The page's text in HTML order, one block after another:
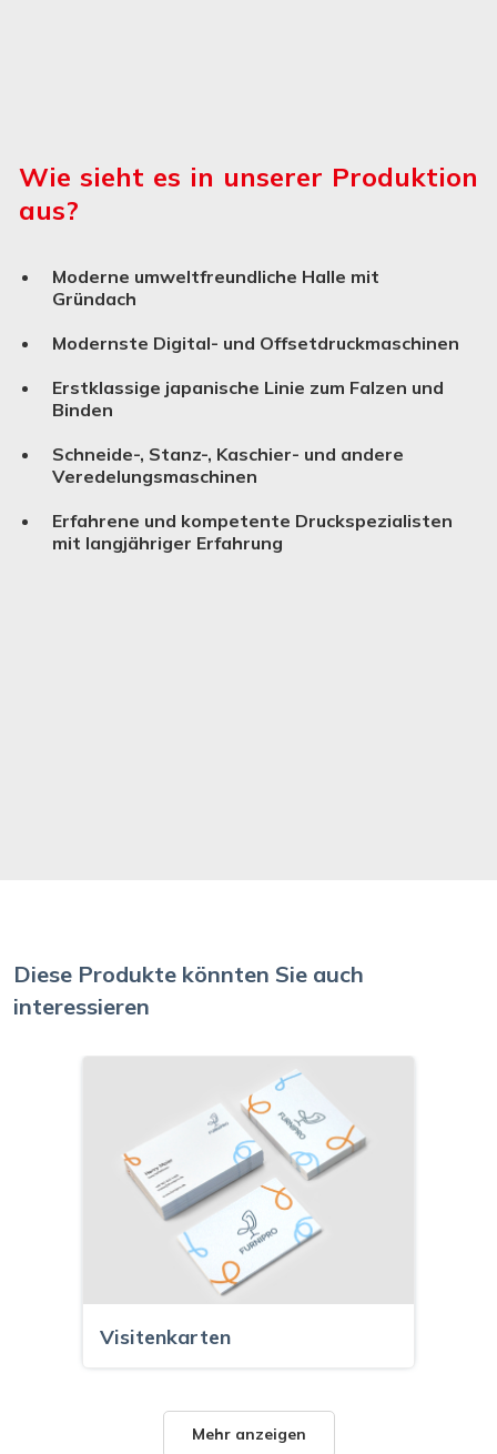
Wie sieht es in unserer Produktion
aus?
Moderne umweltfreundliche Halle mit
Gründach
Modernste Digital- und Offsetdruckmaschinen
Erstklassige japanische Linie zum Falzen und
Binden
Schneide-, Stanz-, Kaschier- und andere
Verede­lungs­ma­schinen
Erfahrene und kompetente Druckspezialisten
mit langjähriger Erfahrung
Diese Produkte könnten Sie auch
interessieren
Visitenkarten
Mehr anzeigen